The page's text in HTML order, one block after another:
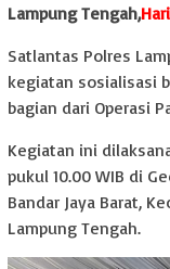
Lampung Tengah,
Satlantas Polres
kegiatan sosialisasi
bagian dari Operasi
Kegiatan ini
pukul 10.00 WIB di
Bandar Jaya Barat,
Lampung Tengah.